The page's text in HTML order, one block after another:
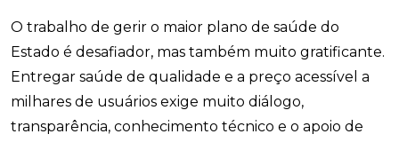
O trabalho de gerir o maior plano de saúde do
Estado é desafiador, mas também muito gratificante.
Entregar saúde de qualidade e a preço acessível a
milhares de usuários exige muito diálogo,
transparência, conhecimento técnico e o apoio de